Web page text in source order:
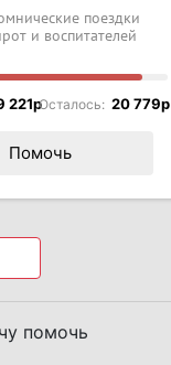
поездки
и воспитателей
221pОсталось: 20 779p
Помочь
помочь